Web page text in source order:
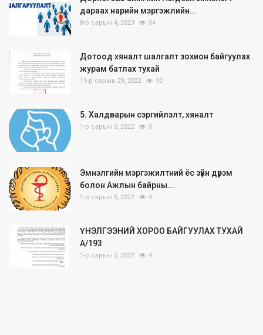
дараах нарийн мэргэжлийн...
8-р сарын 4, 2023 54
Дотоод хяналт шалгалт зохион байгуулах
журам батлах тухай
11-р сарын 29, 2022 10
5. Халдварын сэргийлэлт, хяналт
1-р сарын 5, 2022 5
Эмнэлгийн мэргэжилтний ёс зүйн дүрэм
болон Ажлын байрны...
1-р сарын 5, 2022 4
ҮНЭЛГЭЭНИЙ ХОРОО БАЙГУУЛАХ ТУХАЙ
А/193
1-р сарын 5, 2022 4